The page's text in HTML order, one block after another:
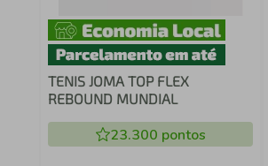
TENIS JOMA TOP FLEX
REBOUND MUNDIAL
23.300 pontos